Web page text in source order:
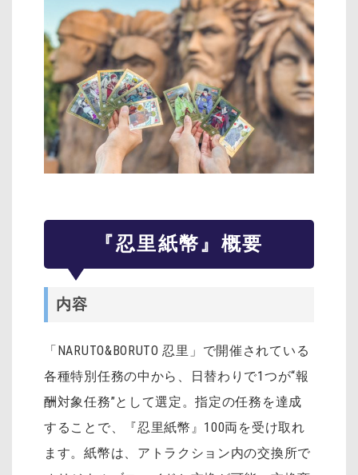
『忍里紙幣』概要
内容
「NARUTO&BORUTO 忍里」で開催されている
各種特別任務の中から、日替わりで1つが“報
酬対象任務”として選定。指定の任務を達成
することで、『忍里紙幣』100両を受け取れ
ます。紙幣は、アトラクション内の交換所で